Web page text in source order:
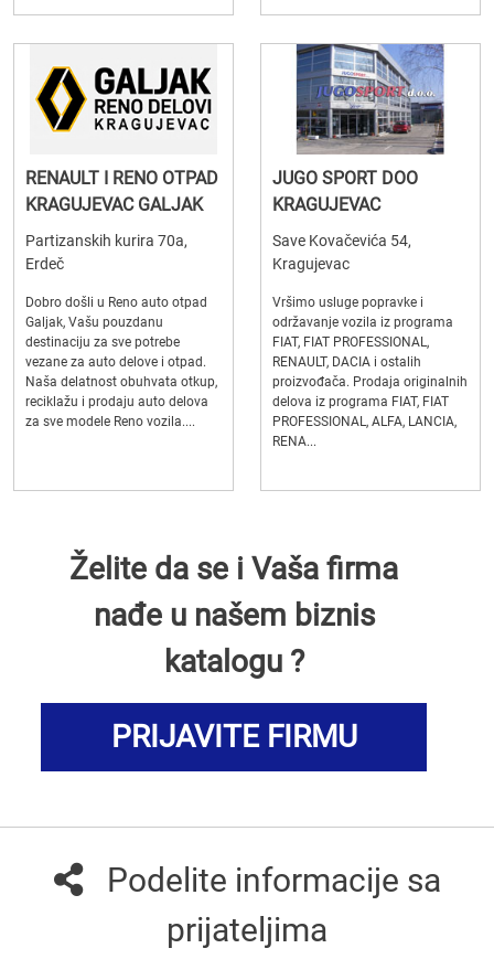
RENAULT I RENO OTPAD
KRAGUJEVAC GALJAK
Partizanskih kurira 70a,
Erdeč
Dobro došli u Reno auto otpad
Galjak, Vašu pouzdanu
destinaciju za sve potrebe
vezane za auto delove i otpad.
Naša delatnost obuhvata otkup,
reciklažu i prodaju auto delova
za sve modele Reno vozila....
JUGO SPORT DOO
KRAGUJEVAC
Save Kovačevića 54,
Kragujevac
Vršimo usluge popravke i
održavanje vozila iz programa
FIAT, FIAT PROFESSIONAL,
RENAULT, DACIA i ostalih
proizvođača. Prodaja originalnih
delova iz programa FIAT, FIAT
PROFESSIONAL, ALFA, LANCIA,
RENA...
Želite da se i Vaša firma
nađe u našem biznis
katalogu ?
PRIJAVITE FIRMU
Podelite informacije sa
prijateljima